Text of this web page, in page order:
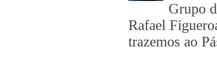
Grupo
Rafael
trazemos ao